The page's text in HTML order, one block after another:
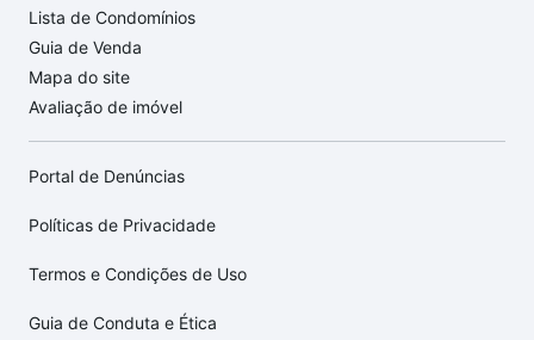
Lista de Condomínios
Guia de Venda
Mapa do site
Avaliação de imóvel
Portal de Denúncias
Políticas de Privacidade
Termos e Condições de Uso
Guia de Conduta e Ética